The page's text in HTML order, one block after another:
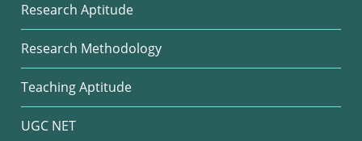
Research Aptitude
Research Methodology
Teaching Aptitude
UGC NET